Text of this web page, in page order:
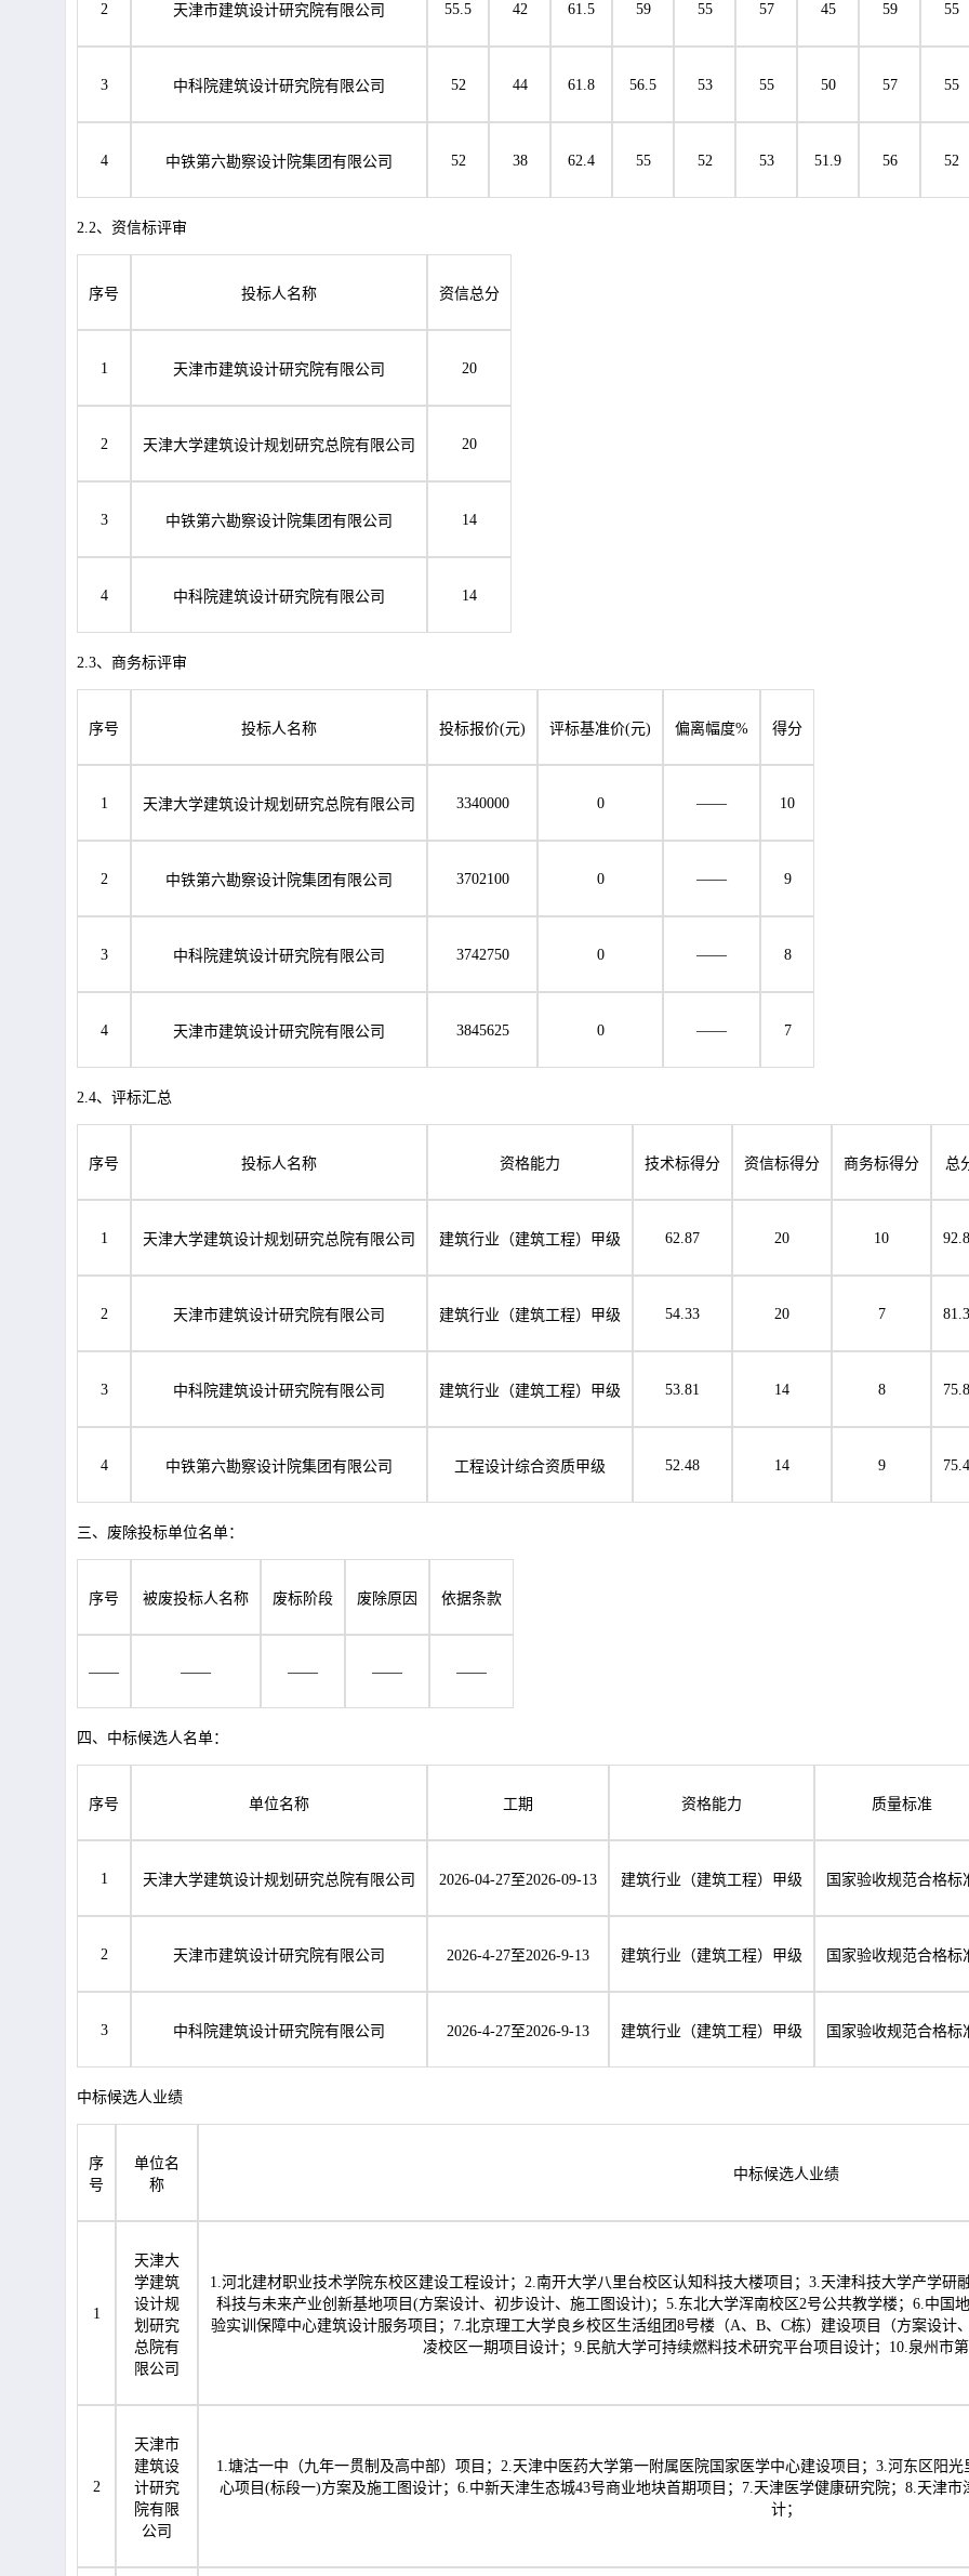
2 天津市建筑设计研究院有限公司 55.5 42 61.5 59 55 57 45 59 55
3 中科院建筑设计研究院有限公司 52 44 61.8 56.5 53 55 50 57 55
4 中铁第六勘察设计院集团有限公司 52 38 62.4 55 52 53 51.9 56 52
2.2、资信标评审
序号 投标人名称 资信总分
1 天津市建筑设计研究院有限公司 20
2 天津大学建筑设计规划研究总院有限公司 20
3 中铁第六勘察设计院集团有限公司 14
4 中科院建筑设计研究院有限公司 14
2.3、商务标评审
序号 投标人名称 投标报价(元) 评标基准价(元) 偏离幅度% 得分
1 天津大学建筑设计规划研究总院有限公司 3340000 0 —— 10
2 中铁第六勘察设计院集团有限公司 3702100 0 —— 9
3 中科院建筑设计研究院有限公司 3742750 0 —— 8
4 天津市建筑设计研究院有限公司 3845625 0 —— 7
2.4、评标汇总
序号 投标人名称 资格能力 技术标得分 资信标得分 商务标得分 总
1 天津大学建筑设计规划研究总院有限公司 建筑行业（建筑工程）甲级 62.87 20 10
2 天津市建筑设计研究院有限公司 建筑行业（建筑工程）甲级 54.33 20 7
3 中科院建筑设计研究院有限公司 建筑行业（建筑工程）甲级 53.81 14 8
4 中铁第六勘察设计院集团有限公司 工程设计综合资质甲级 52.48 14 9
三、废除投标单位名单：
序号 被废投标人名称 废标阶段 废除原因 依据条款
—— —— —— —— ——
四、中标候选人名单：
序号 单位名称 工期 资格能力 质量标准
1 天津大学建筑设计规划研究总院有限公司 2026-04-27至2026-09-13 建筑行业（建筑工程）甲级 国家验收规范合格标
2 天津市建筑设计研究院有限公司 2026-4-27至2026-9-13 建筑行业（建筑工程）甲级 国家验收规范合格标
3 中科院建筑设计研究院有限公司 2026-4-27至2026-9-13 建筑行业（建筑工程）甲级 国家验收规范合格标
中标候选人业绩
序
号
单位名
称
中标候选人业绩
1
天津大
学建筑
设计规
划研究
总院有
限公司
1.河北建材职业技术学院东校区建设工程设计；2.南开大学八里台校区认知科技大楼项目；3.天津科技大学产学
科技与未来产业创新基地项目(方案设计、初步设计、施工图设计)；5.东北大学浑南校区2号公共教学楼；6.中国
验实训保障中心建筑设计服务项目；7.北京理工大学良乡校区生活组团8号楼（A、B、C栋）建设项目（方案设
凌校区一期项目设计；9.民航大学可持续燃料技术研究平台项目设计；10.泉州市
2
天津市
建筑设
计研究
院有限
公司
1.塘沽一中（九年一贯制及高中部）项目；2.天津中医药大学第一附属医院国家医学中心建设项目；3.河东区阳
心项目(标段一)方案及施工图设计；6.中新天津生态城43号商业地块首期项目；7.天津医学健康研究院；8.天津
计；